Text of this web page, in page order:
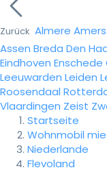
Zurück Almere
Assen Breda Den
Eindhoven Enschede
Leeuwarden Leiden
Roosendaal
Vlaardingen Zeist
Startseite
Wohnmobil
Niederlande
Flevoland